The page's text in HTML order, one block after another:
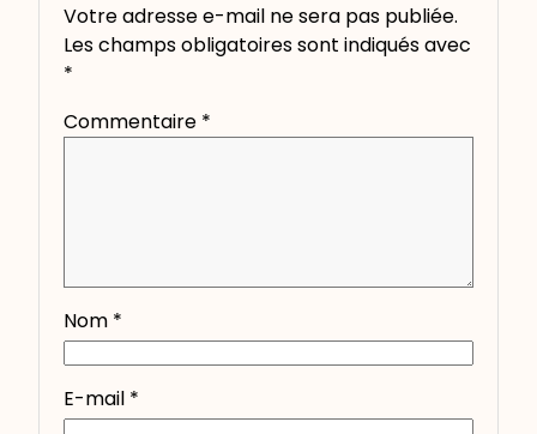
Votre adresse e-mail ne sera pas publiée.
Les champs obligatoires sont indiqués avec
*
Commentaire *
Nom *
E-mail *